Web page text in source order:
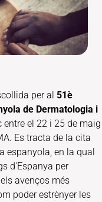
per al 51è
de Dermatologia i
el 22 i 25 de maig
Es tracta de la cita
espanyola, en la qual
d'Espanya per
avenços més
poder estrènyer les